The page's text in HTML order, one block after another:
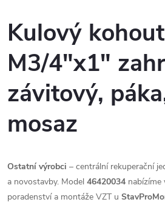
Kulový kohout
M3/4"x1"
závitový,
mosaz
Ostatní výrobci – centrální rekuperační
a novostavby. Model 46420034 nabízíme
poradenství a montáže VZT u